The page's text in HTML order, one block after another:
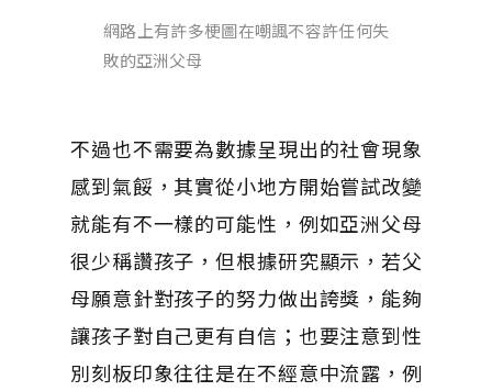
網路上有許多梗圖在嘲諷不容許任何失
敗的亞洲父母
不過也不需要為數據呈現出的社會現象
感到氣餒，其實從小地方開始嘗試改變
就能有不一樣的可能性，例如亞洲父母
很少稱讚孩子，但根據研究顯示，若父
母願意針對孩子的努力做出誇獎，能夠
讓孩子對自己更有自信；也要注意到性
別刻板印象往往是在不經意中流露，例